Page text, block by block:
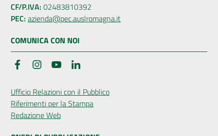
CF/P.IVA: 02483810392
PEC: azienda@pec.auslromagna.it
COMUNICA CON NOI
FacebookInstagramYouTube
Ufficio Relazioni con il Pubblico
Riferimenti per la Stampa
Redazione Web